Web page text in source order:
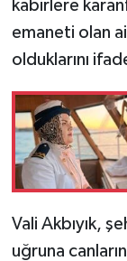
kabirlere
emaneti olan
olduklarını
Vali Akbıyık,
uğruna